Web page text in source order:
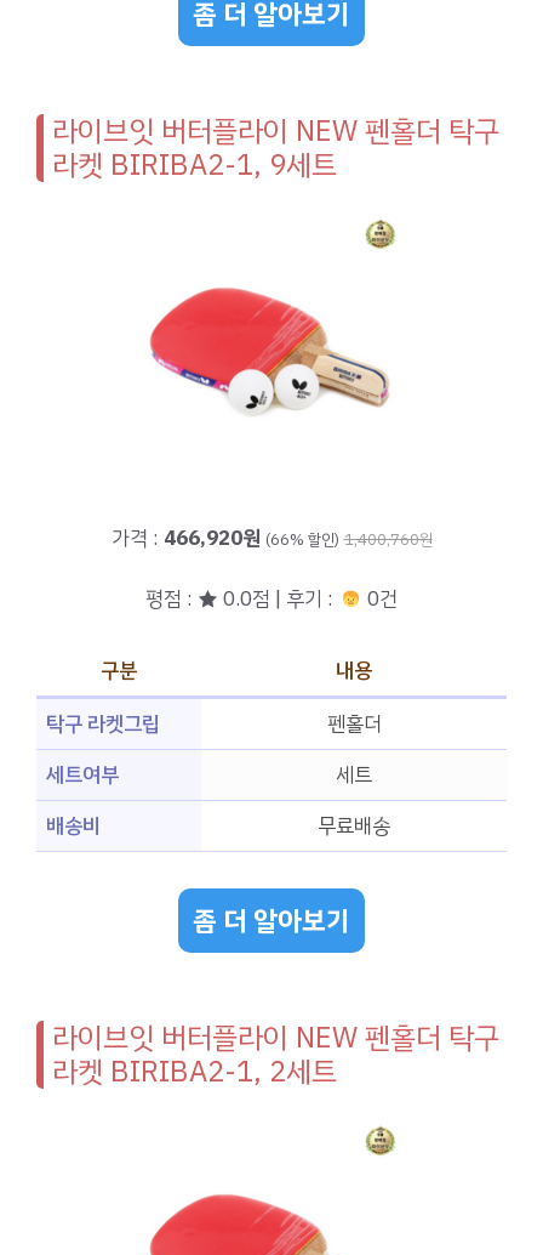
좀 더 알아보기
라이브잇 버터플라이 NEW 펜홀더 탁구
라켓 BIRIBA2-1, 9세트
가격 : 466,920원 (66% 할인) 1,400,760원
평점 : ★ 0.0점 | 후기 : 0건
구분
내용
탁구 라켓그립
펜홀더
세트여부
세트
배송비
무료배송
좀 더 알아보기
라이브잇 버터플라이 NEW 펜홀더 탁구
라켓 BIRIBA2-1, 2세트